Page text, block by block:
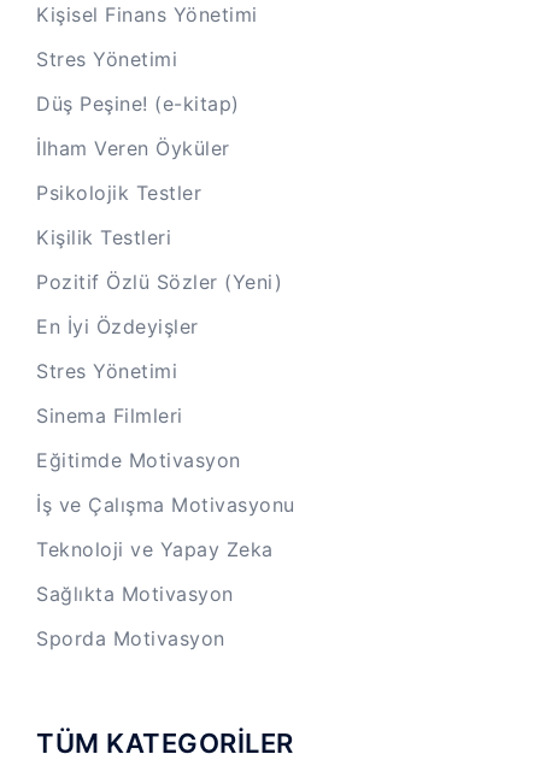
Kişisel Finans Yönetimi
Stres Yönetimi
Düş Peşine! (e-kitap)
İlham Veren Öyküler
Psikolojik Testler
Kişilik Testleri
Pozitif Özlü Sözler (Yeni)
En İyi Özdeyişler
Stres Yönetimi
Sinema Filmleri
Eğitimde Motivasyon
İş ve Çalışma Motivasyonu
Teknoloji ve Yapay Zeka
Sağlıkta Motivasyon
Sporda Motivasyon
TÜM KATEGORİLER